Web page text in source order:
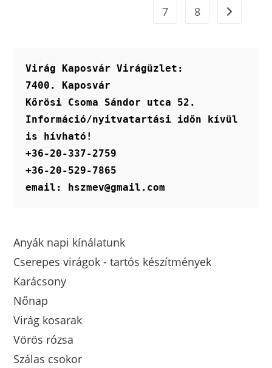
7
8
Virág Kaposvár Virágüzlet:
7400. Kaposvár
Kőrösi Csoma Sándor utca 52.
Információ/nyitvatartási időn kívül
is hívható!
+36-20-337-2759
+36-20-529-7865
email: hszmev@gmail.com
Anyák napi kínálatunk
Cserepes virágok - tartós készítmények
Karácsony
Nőnap
Virág kosarak
Vörös rózsa
Szálas csokor